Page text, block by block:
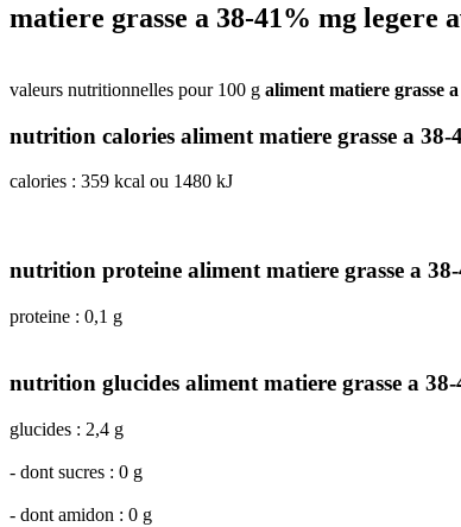
en
familles
commencant
A B C D E F
G
matiere grasse a 38-41% mg legere
valeurs nutritionnelles pour 100 g aliment matiere grasse
nutrition calories aliment matiere grasse a 38-
calories : 359 kcal ou 1480 kJ
nutrition proteine aliment matiere grasse a
proteine : 0,1 g
nutrition glucides aliment matiere grasse a
glucides : 2,4 g
- dont sucres : 0 g
- dont amidon : 0 g